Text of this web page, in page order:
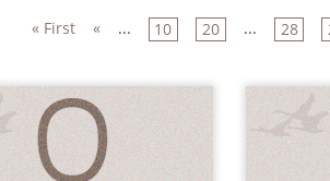
« First « ... 10 20 ... 28